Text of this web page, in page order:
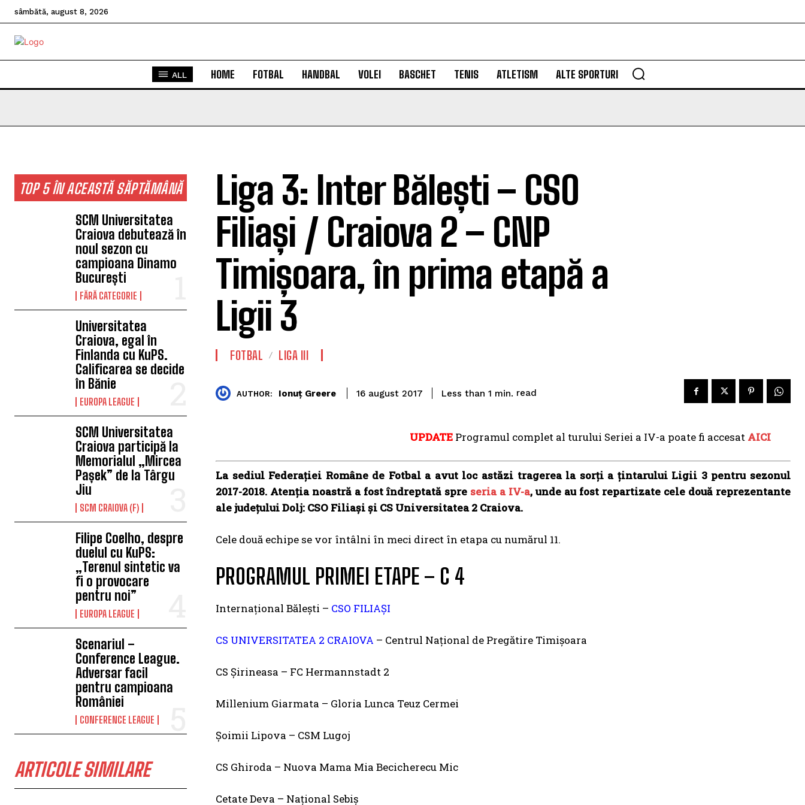
sâmbătă, august 8, 2026
ALL HOME FOTBAL HANDBAL VOLEI BASCHET TENIS ATLETISM ALTE SPORTURI
TOP 5 ÎN ACEASTĂ SĂPTĂMÂNĂ
SCM Universitatea
Craiova debutează în
noul sezon cu
campioana Dinamo
București
FĂRĂ CATEGORIE
Universitatea
Craiova, egal în
Finlanda cu KuPS.
Calificarea se decide
în Bănie
EUROPA LEAGUE
SCM Universitatea
Craiova participă la
Memorialul „Mircea
Pașek” de la Târgu
Jiu
SCM CRAIOVA (F)
Filipe Coelho, despre
duelul cu KuPS:
„Terenul sintetic va
fi o provocare
pentru noi”
EUROPA LEAGUE
Scenariul –
Conference League.
Adversar facil
pentru campioana
României
CONFERENCE LEAGUE
ARTICOLE SIMILARE
Liga 3: Inter Bălești – CSO
Filiași / Craiova 2 – CNP
Timișoara, în prima etapă a
Ligii 3
FOTBAL LIGA III
AUTHOR: Ionuț Greere 16 august 2017 Less than 1 min. read
UPDATE Programul complet al turului Seriei a IV-a poate fi accesat AICI
La sediul Federației Române de Fotbal a avut loc astăzi tragerea la sorți a ţintarului Ligii 3 pentru sezonul
2017-2018. Atenția noastră a fost îndreptată spre seria a IV-a, unde au fost repartizate cele două reprezentante
ale județului Dolj: CSO Filiași și CS Universitatea 2 Craiova.
Cele două echipe se vor întâlni în meci direct în etapa cu numărul 11.
PROGRAMUL PRIMEI ETAPE – C 4
Internațional Bălești – CSO FILIAȘI
CS UNIVERSITATEA 2 CRAIOVA – Centrul Național de Pregătire Timișoara
CS Șirineasa – FC Hermannstadt 2
Millenium Giarmata – Gloria Lunca Teuz Cermei
Șoimii Lipova – CSM Lugoj
CS Ghiroda – Nuova Mama Mia Becicherecu Mic
Cetate Deva – Național Sebiș